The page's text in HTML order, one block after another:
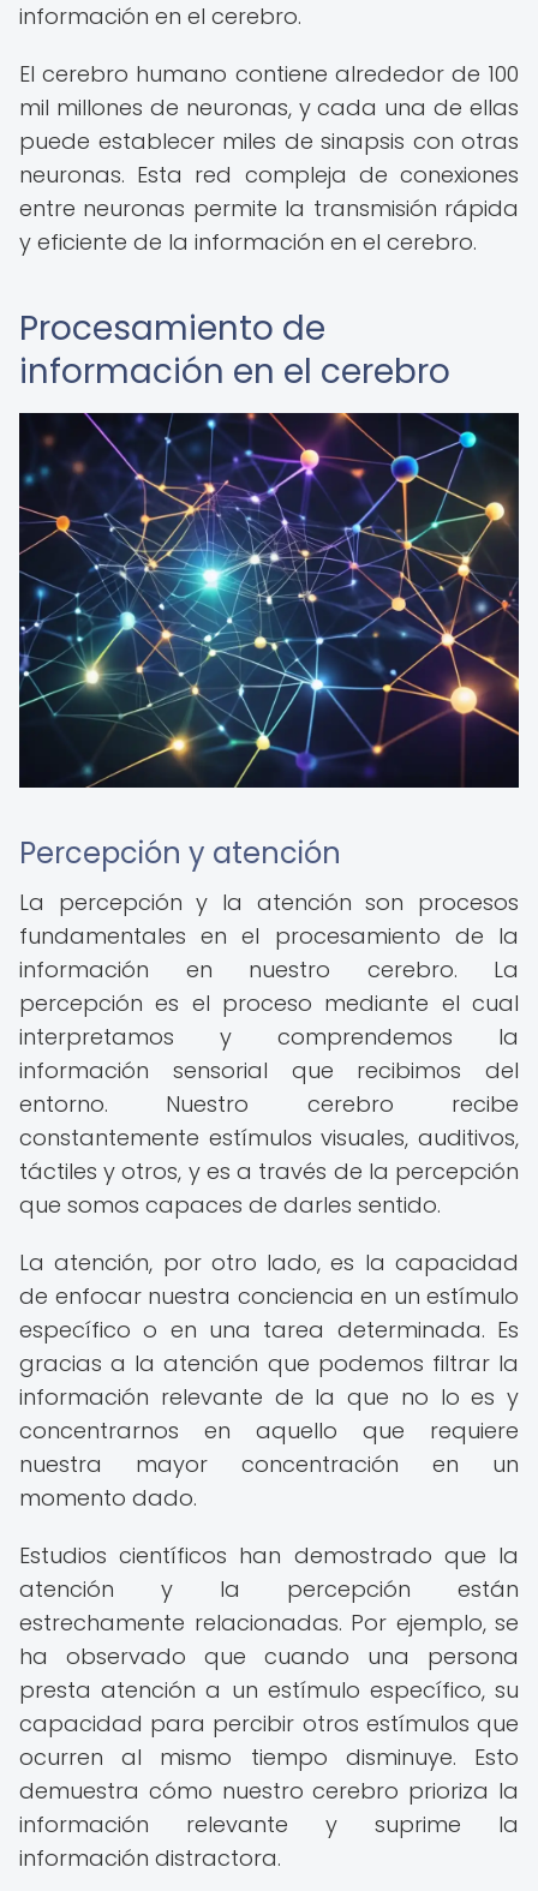
información en el cerebro.
El cerebro humano contiene alrededor de 100
mil millones de neuronas, y cada una de ellas
puede establecer miles de sinapsis con otras
neuronas. Esta red compleja de conexiones
entre neuronas permite la transmisión rápida
y eficiente de la información en el cerebro.
Procesamiento de
información en el cerebro
Percepción y atención
La percepción y la atención son procesos
fundamentales en el procesamiento de la
información en nuestro cerebro. La
percepción es el proceso mediante el cual
interpretamos y comprendemos la
información sensorial que recibimos del
entorno. Nuestro cerebro recibe
constantemente estímulos visuales, auditivos,
táctiles y otros, y es a través de la percepción
que somos capaces de darles sentido.
La atención, por otro lado, es la capacidad
de enfocar nuestra conciencia en un estímulo
específico o en una tarea determinada. Es
gracias a la atención que podemos filtrar la
información relevante de la que no lo es y
concentrarnos en aquello que requiere
nuestra mayor concentración en un
momento dado.
Estudios científicos han demostrado que la
atención y la percepción están
estrechamente relacionadas. Por ejemplo, se
ha observado que cuando una persona
presta atención a un estímulo específico, su
capacidad para percibir otros estímulos que
ocurren al mismo tiempo disminuye. Esto
demuestra cómo nuestro cerebro prioriza la
información relevante y suprime la
información distractora.